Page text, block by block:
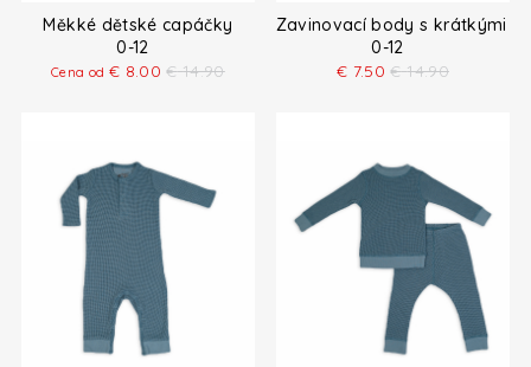
Měkké dětské capáčky
0-12
Cena od € 8.00 € 14.90
Zavinovací body s krátkými
0-12
€ 7.50 € 14.90